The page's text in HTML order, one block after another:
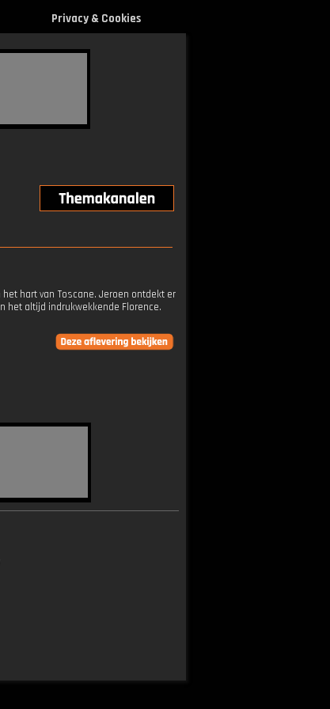
Privacy & Cookies
hart van Toscane. Jeroen ontdekt er
het altijd indrukwekkende Florence.